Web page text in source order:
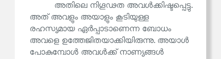
അതിലെ നിഗൂഢത അവൾക്കിഷ്ടപ്പെട്ടു.
അത് അവളും അയാളും കൂടിയുള്ള
രഹസ്യമായ ഏർപ്പാടാണെന്ന ബോധം
അവളെ ഉത്തേജിതയാക്കിയിരുന്നു. അയാൾ
പോകുമ്പോൾ അവൾക്ക് നാണ്യങ്ങൾ